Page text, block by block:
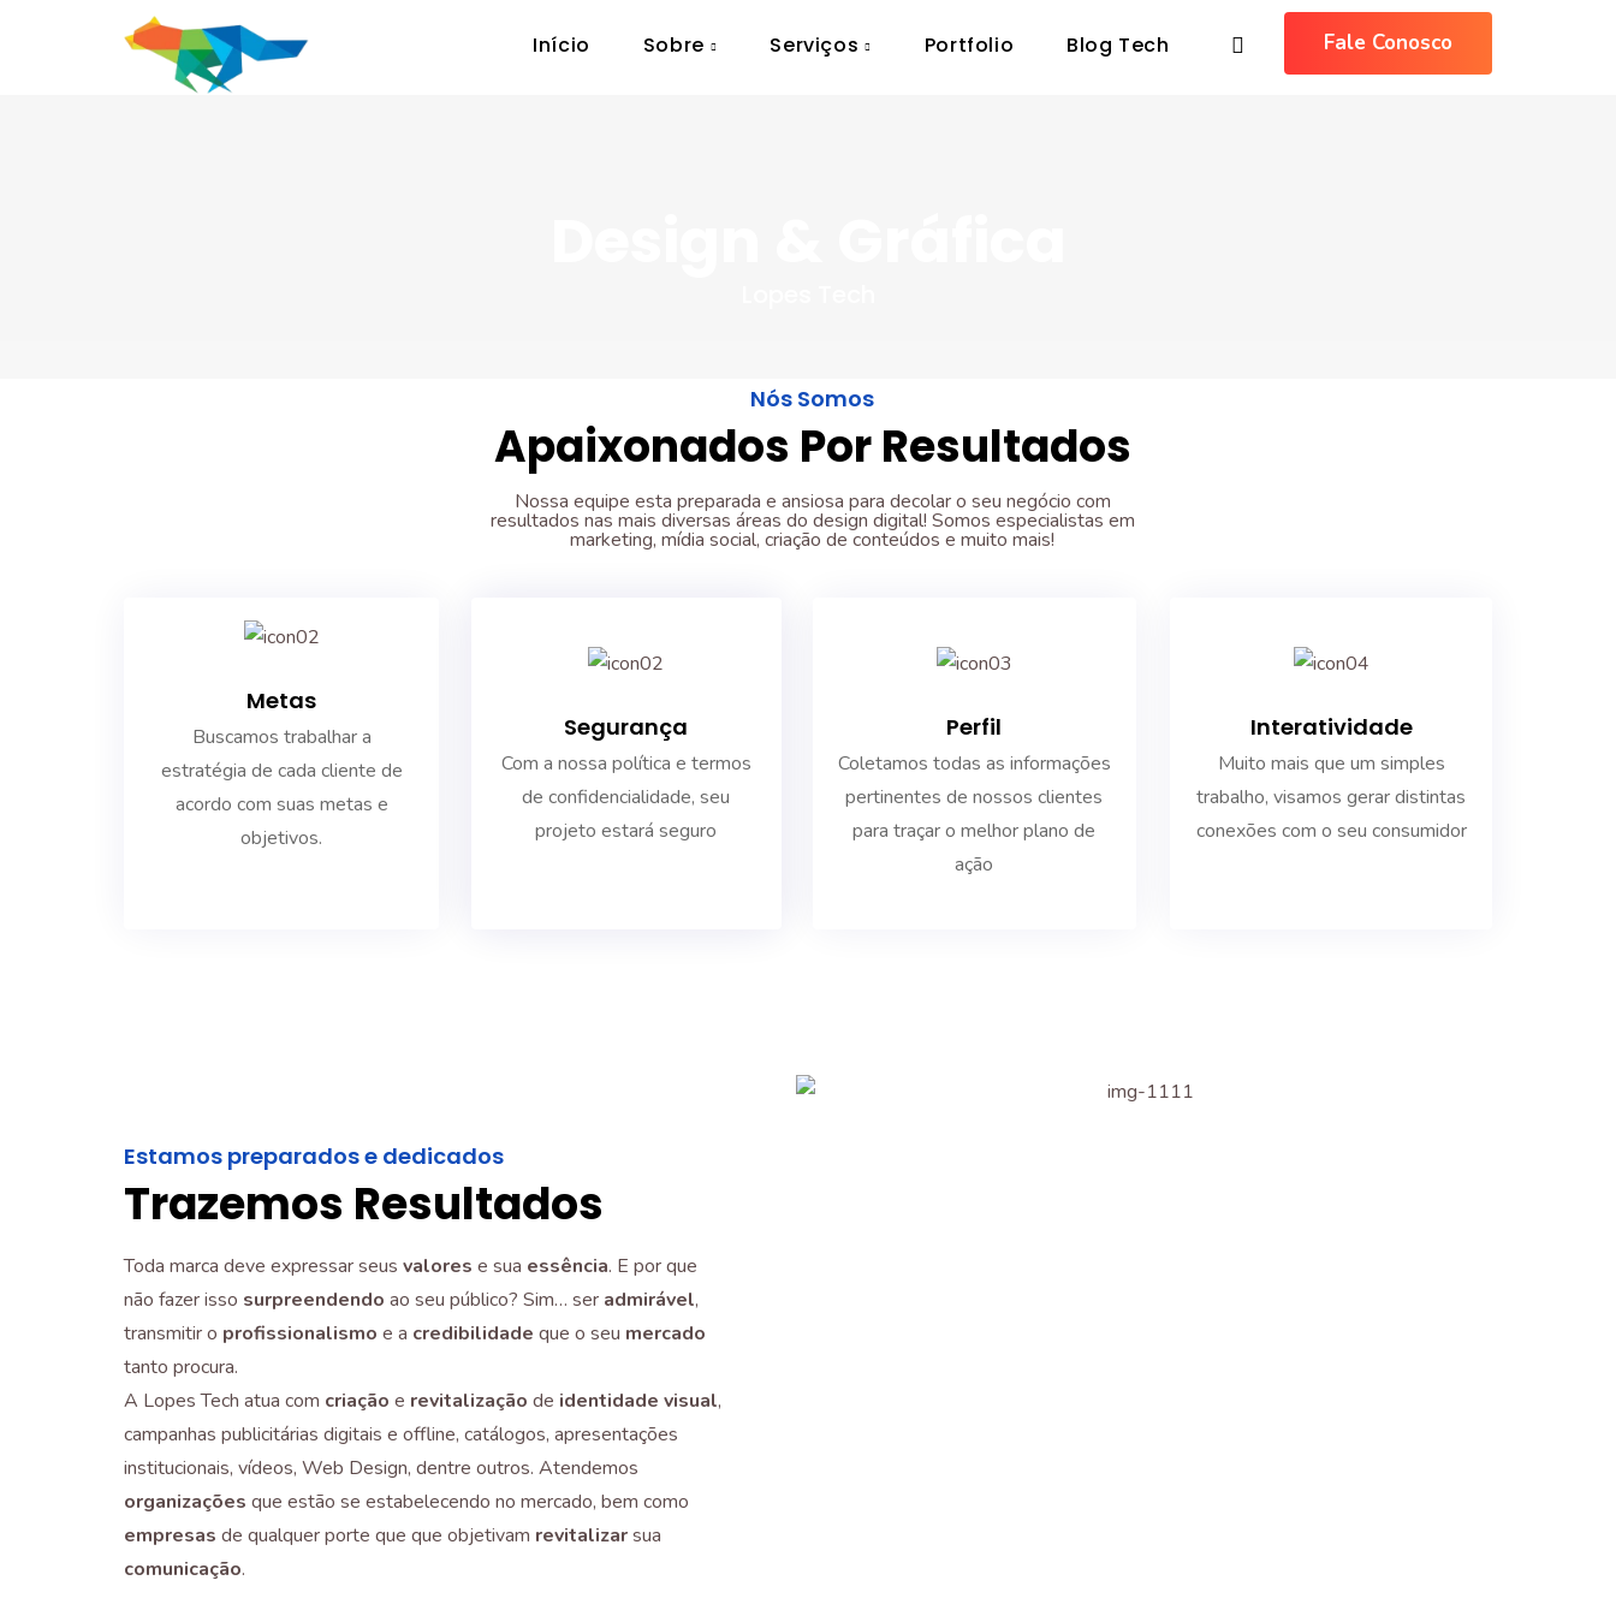
Início Sobre Serviços Portfolio Blog Tech Fale Conosco
Nós Somos
Apaixonados Por Resultados
Nossa equipe esta preparada e ansiosa para decolar o seu negócio com
resultados nas mais diversas áreas do design digital! Somos especialistas em
marketing, mídia social, criação de conteúdos e muito mais!
Metas
Buscamos trabalhar a
estratégia de cada cliente de
acordo com suas metas e
objetivos.
Segurança
Com a nossa política e termos
de confidencialidade, seu
projeto estará seguro
Perfil
Coletamos todas as informações
pertinentes de nossos clientes
para traçar o melhor plano de
ação
Interatividade
Muito mais que um simples
trabalho, visamos gerar distintas
conexões com o seu consumidor
Estamos preparados e dedicados
Trazemos Resultados
Toda marca deve expressar seus valores e sua essência. E por que
não fazer isso surpreendendo ao seu público? Sim… ser admirável,
transmitir o profissionalismo e a credibilidade que o seu mercado
tanto procura.
A Lopes Tech atua com criação e revitalização de identidade visual,
campanhas publicitárias digitais e offline, catálogos, apresentações
institucionais, vídeos, Web Design, dentre outros. Atendemos
organizações que estão se estabelecendo no mercado, bem como
empresas de qualquer porte que que objetivam revitalizarsua
comunicação.